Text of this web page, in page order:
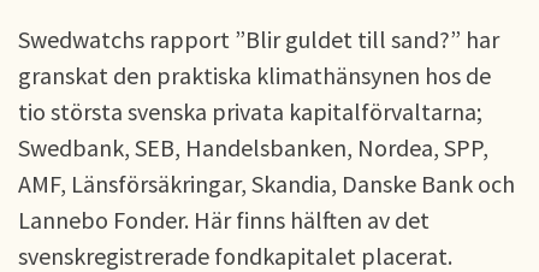
Swedwatchs rapport ”Blir guldet till sand?” har
granskat den praktiska klimathänsynen hos de
tio största svenska privata kapitalförvaltarna;
Swedbank, SEB, Handelsbanken, Nordea, SPP,
AMF, Länsförsäkringar, Skandia, Danske Bank och
Lannebo Fonder. Här finns hälften av det
svenskregistrerade fondkapitalet placerat.